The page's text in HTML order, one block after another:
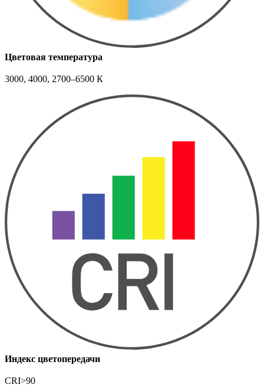
Цветовая температура
3000, 4000, 2700–6500 К
Индекс цветопередачи
CRI>90